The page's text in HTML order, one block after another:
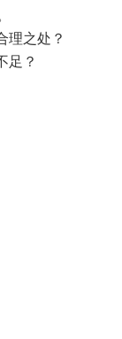
理之处？
足？